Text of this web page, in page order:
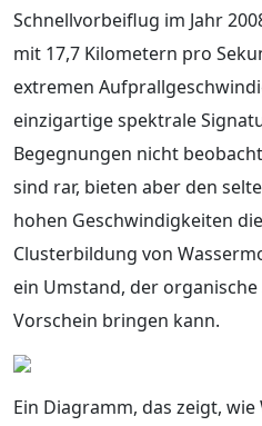
Schnellvorbeiflug im Jahr
mit 17,7 Kilometern pro
extremen
einzigartige spektrale
Begegnungen nicht
sind rar, bieten aber den
hohen Geschwindigkeiten
Clusterbildung von
ein Umstand, der
Vorschein bringen kann.
Ein Diagramm, das zeigt,